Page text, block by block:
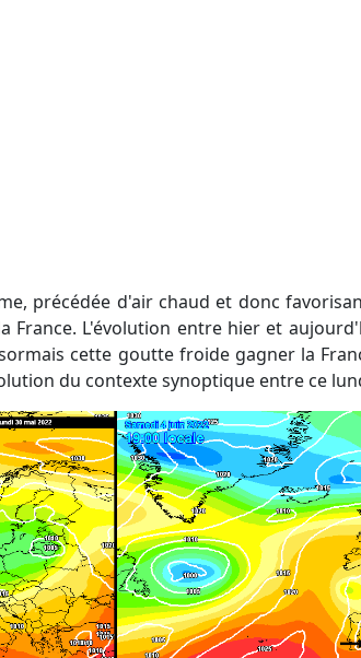
France. L'évolution entre hier et
cette goutte froide gagner la
du contexte synoptique entre ce